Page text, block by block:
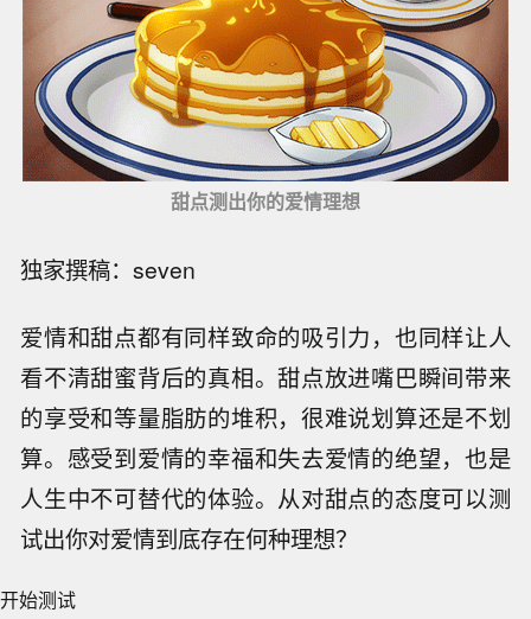
甜点测出你的爱情理想
独家撰稿：seven
爱情和甜点都有同样致命的吸引力，也同样让人
看不清甜蜜背后的真相。甜点放进嘴巴瞬间带来
的享受和等量脂肪的堆积，很难说划算还是不划
算。感受到爱情的幸福和失去爱情的绝望，也是
人生中不可替代的体验。从对甜点的态度可以测
试出你对爱情到底存在何种理想？
开始测试